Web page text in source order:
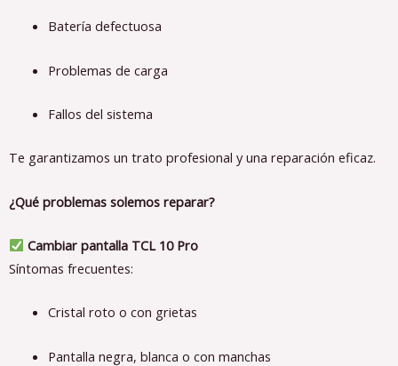
Batería defectuosa
Problemas de carga
Fallos del sistema
Te garantizamos un trato profesional y una reparación eficaz.
¿Qué problemas solemos reparar?
Cambiar pantalla TCL 10 Pro
Síntomas frecuentes:
Cristal roto o con grietas
Pantalla negra, blanca o con manchas